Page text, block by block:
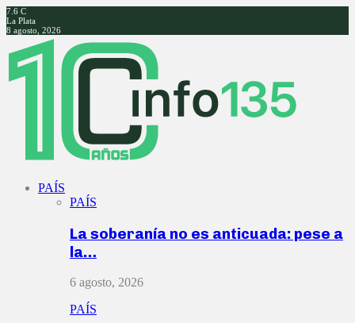
7.6 C
La Plata
8 agosto, 2026
Facebook
Twitter
Instagram
Youtube
PAÍS
PAÍS
La soberanía no es anticuada: pese a
la…
6 agosto, 2026
PAÍS